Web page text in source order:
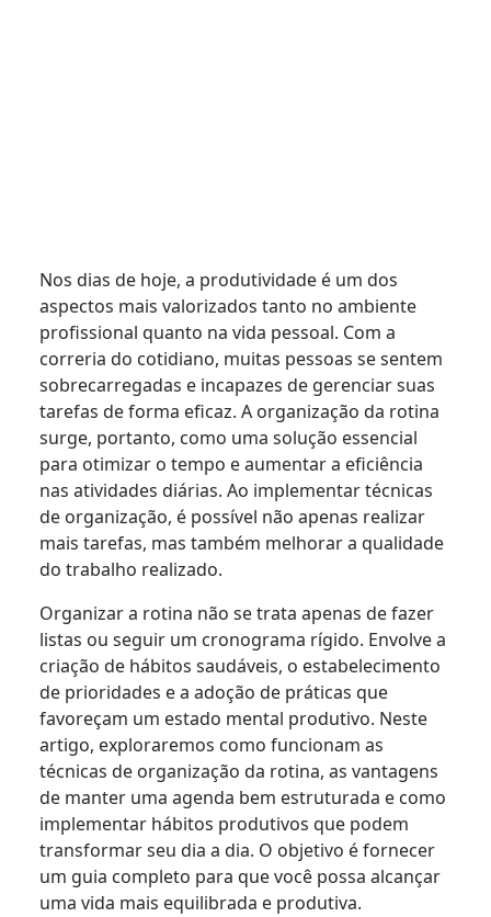
Nos dias de hoje, a produtividade é um dos
aspectos mais valorizados tanto no ambiente
profissional quanto na vida pessoal. Com a
correria do cotidiano, muitas pessoas se sentem
sobrecarregadas e incapazes de gerenciar suas
tarefas de forma eficaz. A organização da rotina
surge, portanto, como uma solução essencial
para otimizar o tempo e aumentar a eficiência
nas atividades diárias. Ao implementar técnicas
de organização, é possível não apenas realizar
mais tarefas, mas também melhorar a qualidade
do trabalho realizado.
Organizar a rotina não se trata apenas de fazer
listas ou seguir um cronograma rígido. Envolve a
criação de hábitos saudáveis, o estabelecimento
de prioridades e a adoção de práticas que
favoreçam um estado mental produtivo. Neste
artigo, exploraremos como funcionam as
técnicas de organização da rotina, as vantagens
de manter uma agenda bem estruturada e como
implementar hábitos produtivos que podem
transformar seu dia a dia. O objetivo é fornecer
um guia completo para que você possa alcançar
uma vida mais equilibrada e produtiva.